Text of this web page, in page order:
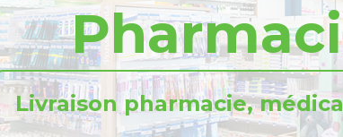
Livraison pharmacie,